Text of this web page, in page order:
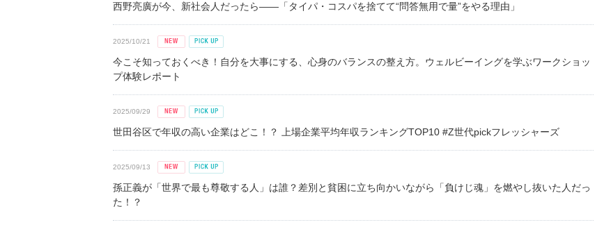
西野亮廣が今、新社会人だったら――「タイパ・コスパを捨てて“問答無用で量”をやる理由」
2025/10/21
今こそ知っておくべき！自分を大事にする、心身のバランスの整え方。ウェルビーイングを学ぶワークショッ
プ体験レポート
2025/09/29
世田谷区で年収の高い企業はどこ！？ 上場企業平均年収ランキングTOP10 #Z世代pickフレッシャーズ
2025/09/13
孫正義が「世界で最も尊敬する人」は誰？差別と貧困に立ち向かいながら「負けじ魂」を燃やし抜いた人だっ
た！？